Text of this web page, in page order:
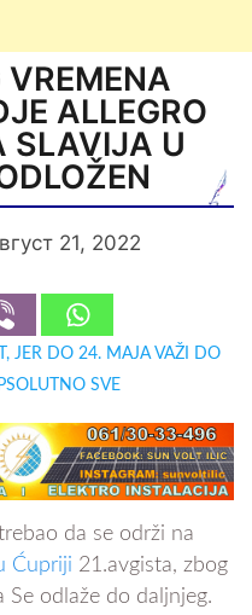
VREMENA
ALLEGRO
SLAVIJA U
21, 2022
JER DO 24. MAJA VAŽI DO
SVE
da se održi na
Ćupriji 21.avgista, zbog
odlaže do daljnjeg.